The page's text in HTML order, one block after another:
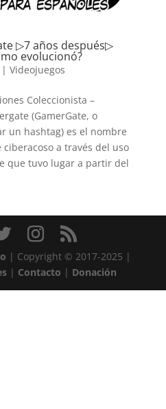
▷7 años después▷
evolucionó?
Videojuegos
Coleccionista –
(GamerGate, o
un hashtag) es el nombre
a través del uso
que tuvo lugar a partir del
| Copyright © 2017-2025 |
| Contacto | Donación